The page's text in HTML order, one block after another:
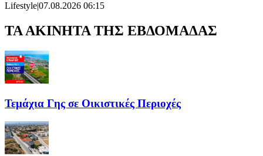
Lifestyle07.08.2026 06:15
ΤΑ ΑΚΙΝΗΤΑ ΤΗΣ ΕΒΔΟΜΑΔΑΣ
Τεμάχια Γης σε Οικιστικές Περιοχές